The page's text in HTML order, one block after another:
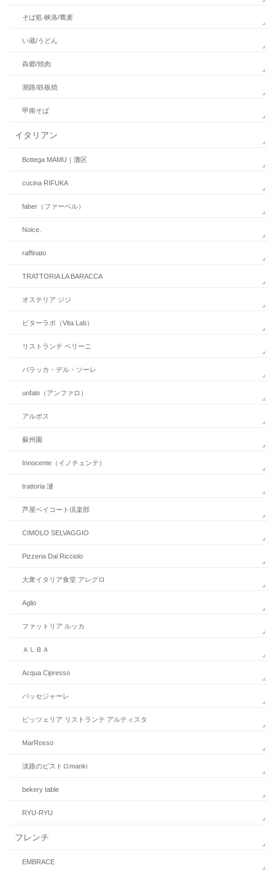
そば処 峡洛/蕎麦
い蔵/うどん
犇郷/焼肉
潮路/鉄板焼
甲南そば
イタリアン
Bottega MAMU｜灘区
cucina RIFUKA
faber（ファーベル）
Noice.
raffinato
TRATTORIA LA BARACCA
オステリア ジジ
ビターラボ（Vita Lab）
リストランテ ベリーニ
バラッカ・デル・ソーレ
unfalo（アンファロ）
アルボス
蘇州園
Innocente（イノチェンテ）
trattoria 漣
芦屋ベイコート倶楽部
CIMOLO SELVAGGIO
Pizzeria Dal Ricciolo
大衆イタリア食堂 アレグロ
Aglio
ファットリア ルッカ
ＡＬＢＡ
Acqua Cipresso
パッセジャーレ
ピッツェリア リストランテ アルティスタ
MarRosso
淡路のビストロmanki
bekery table
RYU-RYU
フレンチ
EMBRACE